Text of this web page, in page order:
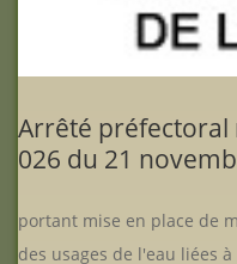
Arrêté préfectoral
026 du 21
portant mise en place de
des usages de l'eau liées